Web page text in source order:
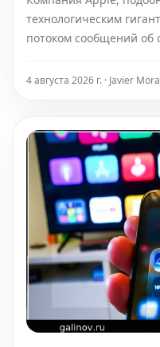
технологическим
потоком сообщений об
этим наплывом,
4 августа 2026 г. · Javier